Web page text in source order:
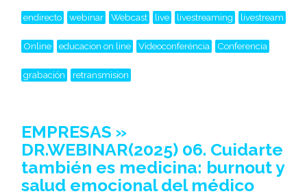
endirecto webinar Webcast live livestreaming livestream
Online educacion on line Videoconferéncia Conferencia
grabación retransmision
EMPRESAS »
DR.WEBINAR(2025) 06. Cuidarte
también es medicina: burnout y
salud emocional del médico